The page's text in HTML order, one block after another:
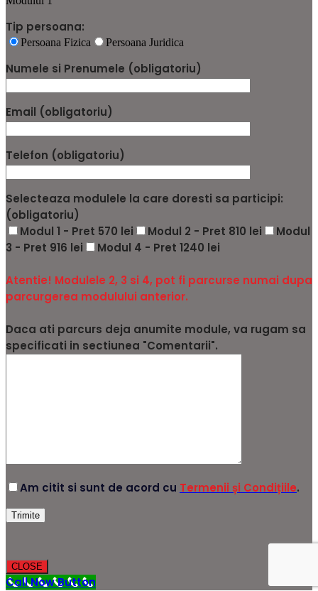
Tip persoana:
Persoana Fizica Persoana Juridica
Numele si Prenumele (obligatoriu)
Email (obligatoriu)
Telefon (obligatoriu)
Selecteaza modulele la care doresti sa participi:
(obligatoriu)
Modul 1 - Pret 570 lei
Modul 2 - Pret 810 lei
Modul
3 - Pret 916 lei
Modul 4 - Pret 1240 lei
Atentie! Modulele 2, 3 si 4, pot fi parcurse numai dupa
parcurgerea modulului anterior.
Daca ati parcurs deja anumite module, va rugam sa
specificati in sectiunea "Comentarii".
Am citit si sunt de acord cu Termenii și Condițiile.
CLOSE
Call Now Button